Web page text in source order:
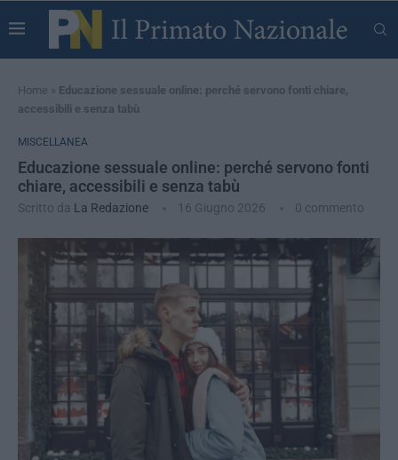
Home » Educazione sessuale online: perché servono fonti chiare,
accessibili e senza tabù
MISCELLANEA
Educazione sessuale online: perché servono fonti
chiare, accessibili e senza tabù
Scritto da La Redazione 16 Giugno 2026 0 commento